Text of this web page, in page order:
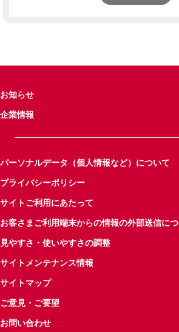
お知らせ
企業情報
パーソナルデータ（個人情報など）について
プライバシーポリシー
サイトご利用にあたって
お客さまご利用端末からの情報の外部送信に
見やすさ・使いやすさの調整
サイトメンテナンス情報
サイトマップ
ご意見・ご要望
お問い合わせ